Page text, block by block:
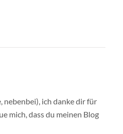
nebenbei), ich danke dir für
mich, dass du meinen Blog